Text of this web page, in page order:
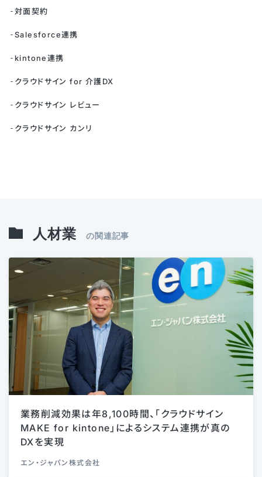
対面契約
Salesforce連携
kintone連携
クラウドサイン for 介護DX
クラウドサイン レビュー
クラウドサイン カンリ
人材業 の関連記事
業務削減効果は年8,100時間、「クラウドサイン
MAKE for kintone」によるシステム連携が真の
DXを実現
エン・ジャパン株式会社